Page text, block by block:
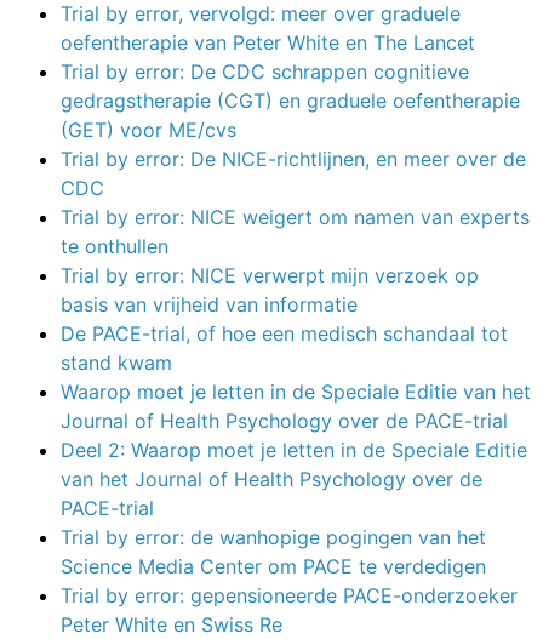
Trial by error, vervolgd: meer over graduele
oefentherapie van Peter White en The Lancet
Trial by error: De CDC schrappen cognitieve
gedragstherapie (CGT) en graduele oefentherapie
(GET) voor ME/cvs
Trial by error: De NICE-richtlijnen, en meer over de
CDC
Trial by error: NICE weigert om namen van experts
te onthullen
Trial by error: NICE verwerpt mijn verzoek op
basis van vrijheid van informatie
De PACE-trial, of hoe een medisch schandaal tot
stand kwam
Waarop moet je letten in de Speciale Editie van het
Journal of Health Psychology over de PACE-trial
Deel 2: Waarop moet je letten in de Speciale Editie
van het Journal of Health Psychology over de
PACE-trial
Trial by error: de wanhopige pogingen van het
Science Media Center om PACE te verdedigen
Trial by error: gepensioneerde PACE-onderzoeker
Peter White en Swiss Re